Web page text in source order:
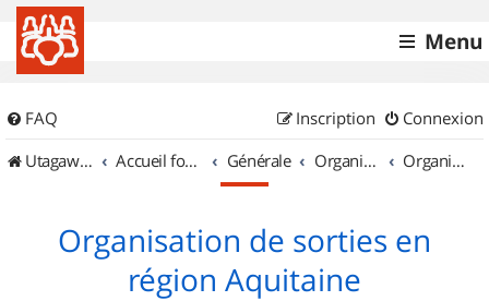
Menu
FAQ Connexion
Inscription
UtagawaVTT (Randos VTT et VTTAE avec traces GPS)
Accueil forum Générale Organisation de sorties & Recherche de partenaires Organisation de sorties en région Aquitaine
Organisation de sorties en
région Aquitaine